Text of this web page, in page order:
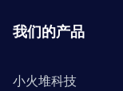
我们的产品
小火堆科技